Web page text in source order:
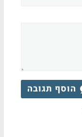
הוסף תגובה